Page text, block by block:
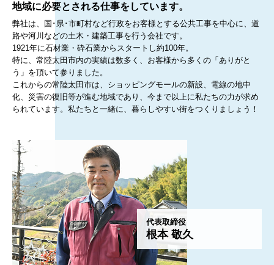
地域に必要とされる仕事をしています。
弊社は、国･県･市町村など行政をお客様とする公共工事を中心に、道
路や河川などの土木・建築工事を行う会社です。
1921年に石材業・砕石業からスタートし約100年。
特に、常陸太田市内の実績は数多く、お客様から多くの「ありがと
う」を頂いて参りました。
これからの常陸太田市は、ショッピングモールの新設、電線の地中
化、災害の復旧等が進む地域であり、今まで以上に私たちの力が求め
られています。私たちと一緒に、暮らしやすい街をつくりましょう！
代表取締役
根本 敬久